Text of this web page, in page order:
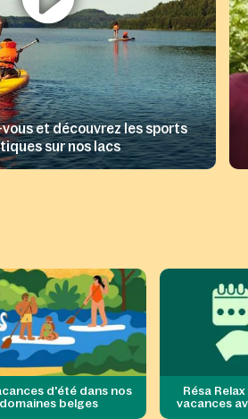
et découvrez les sports
sur nos lacs
d'été dans nos
domaines belges​
Résa
vacances